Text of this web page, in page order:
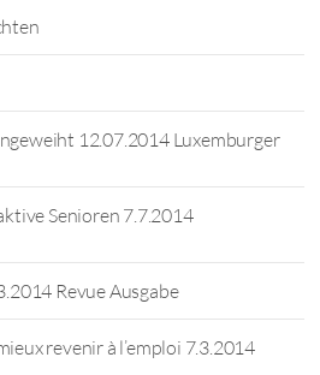
12.07.2014 Luxemburger
Senioren 7.7.2014
Revue Ausgabe
revenir à l’emploi 7.3.2014